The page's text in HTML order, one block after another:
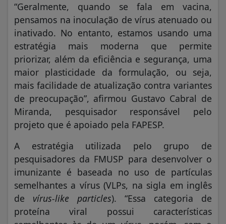
“Geralmente, quando se fala em vacina,
pensamos na inoculação de vírus atenuado ou
inativado. No entanto, estamos usando uma
estratégia mais moderna que permite
priorizar, além da eficiência e segurança, uma
maior plasticidade da formulação, ou seja,
mais facilidade de atualização contra variantes
de preocupação”, afirmou Gustavo Cabral de
Miranda, pesquisador responsável pelo
projeto que é apoiado pela FAPESP.
A estratégia utilizada pelo grupo de
pesquisadores da FMUSP para desenvolver o
imunizante é baseada no uso de partículas
semelhantes a vírus (VLPs, na sigla em inglês
de vírus-like particles). “Essa categoria de
proteína viral possui características